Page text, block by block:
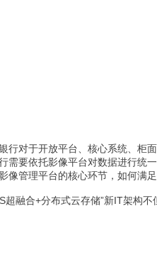
行对于开放平台、核心系统、柜
需要依托影像平台对数据进行统
像管理平台的核心环节，如何满
超融合+分布式云存储”新IT架构